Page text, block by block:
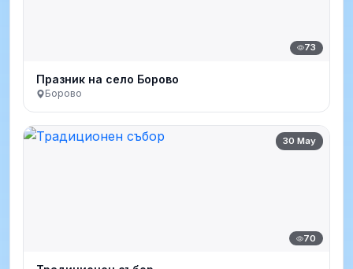
73
Празник на село Борово
Борово
30 May
70